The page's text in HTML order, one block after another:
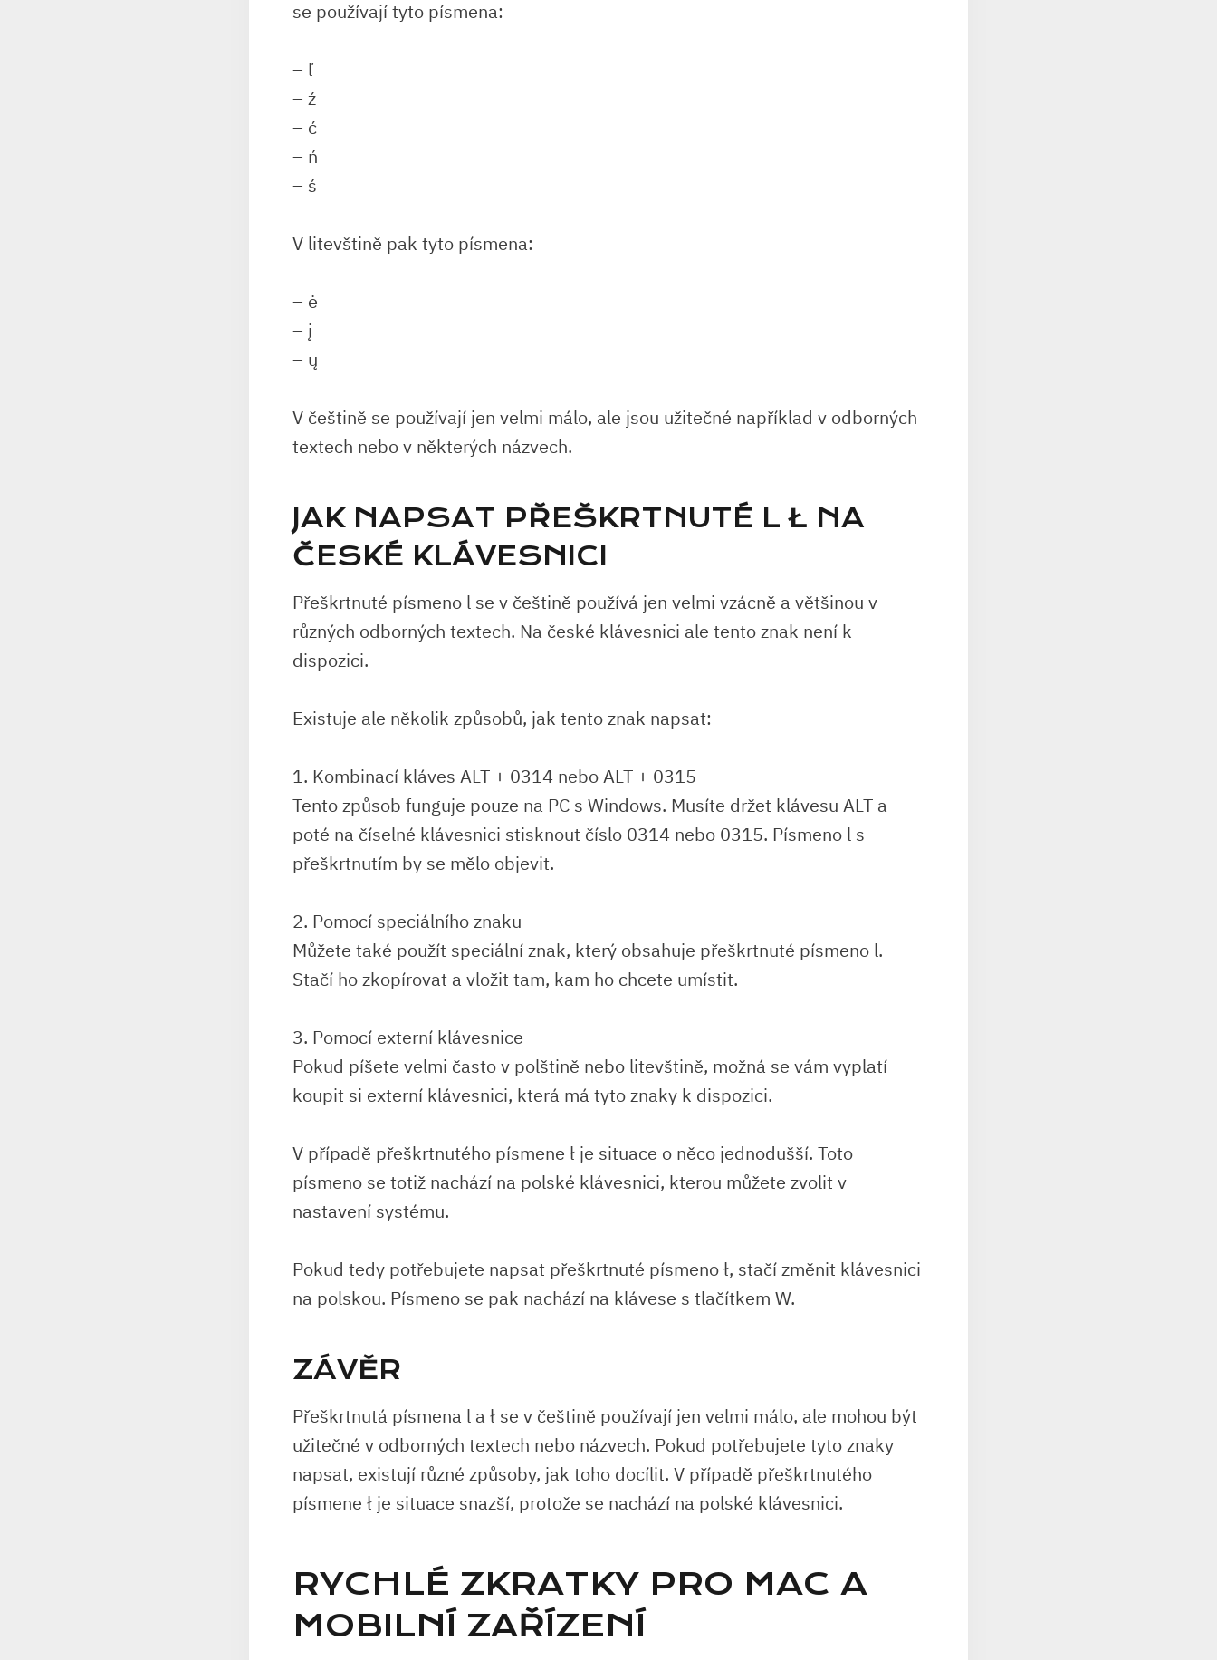
se používají tyto písmena:
– ľ
– ź
– ć
– ń
– ś
V litevštině pak tyto písmena:
– ė
– į
– ų
V češtině se používají jen velmi málo, ale jsou užitečné například v odborných
textech nebo v některých názvech.
JAK NAPSAT PŘEŠKRTNUTÉ L Ł NA
ČESKÉ KLÁVESNICI
Přeškrtnuté písmeno l se v češtině používá jen velmi vzácně a většinou v
různých odborných textech. Na české klávesnici ale tento znak není k
dispozici.
Existuje ale několik způsobů, jak tento znak napsat:
1. Kombinací kláves ALT + 0314 nebo ALT + 0315
Tento způsob funguje pouze na PC s Windows. Musíte držet klávesu ALT a
poté na číselné klávesnici stisknout číslo 0314 nebo 0315. Písmeno l s
přeškrtnutím by se mělo objevit.
2. Pomocí speciálního znaku
Můžete také použít speciální znak, který obsahuje přeškrtnuté písmeno l.
Stačí ho zkopírovat a vložit tam, kam ho chcete umístit.
3. Pomocí externí klávesnice
Pokud píšete velmi často v polštině nebo litevštině, možná se vám vyplatí
koupit si externí klávesnici, která má tyto znaky k dispozici.
V případě přeškrtnutého písmene ł je situace o něco jednodušší. Toto
písmeno se totiž nachází na polské klávesnici, kterou můžete zvolit v
nastavení systému.
Pokud tedy potřebujete napsat přeškrtnuté písmeno ł, stačí změnit klávesnici
na polskou. Písmeno se pak nachází na klávese s tlačítkem W.
ZÁVĚR
Přeškrtnutá písmena l a ł se v češtině používají jen velmi málo, ale mohou být
užitečné v odborných textech nebo názvech. Pokud potřebujete tyto znaky
napsat, existují různé způsoby, jak toho docílit. V případě přeškrtnutého
písmene ł je situace snazší, protože se nachází na polské klávesnici.
RYCHLÉ ZKRATKY PRO MAC A
MOBILNÍ ZAŘÍZENÍ